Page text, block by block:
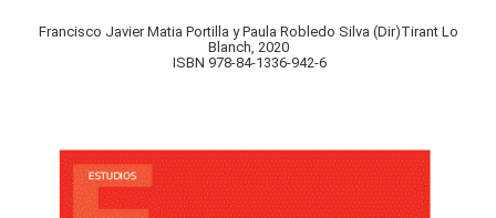
Francisco Javier Matia Portilla y Paula Robledo Silva (Dir)Tirant Lo
Blanch, 2020
ISBN 978-84-1336-942-6